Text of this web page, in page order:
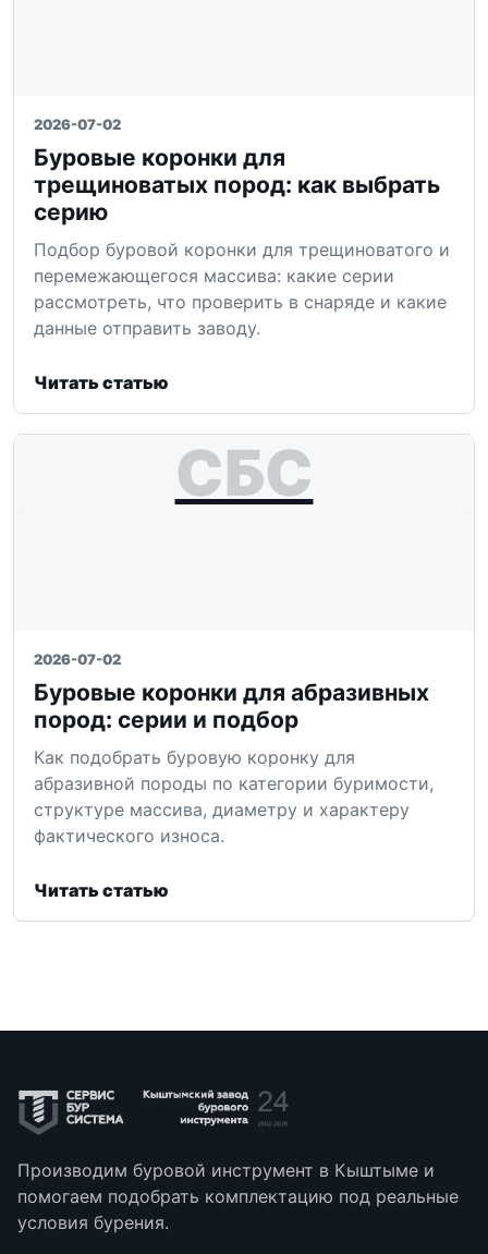
2026-07-02
Буровые коронки для
трещиноватых пород: как выбрать
серию
Подбор буровой коронки для трещиноватого и
перемежающегося массива: какие серии
рассмотреть, что проверить в снаряде и какие
данные отправить заводу.
Читать статью
СБС
2026-07-02
Буровые коронки для абразивных
пород: серии и подбор
Как подобрать буровую коронку для
абразивной породы по категории буримости,
структуре массива, диаметру и характеру
фактического износа.
Читать статью
Производим буровой инструмент в Кыштыме и
помогаем подобрать комплектацию под реальные
условия бурения.